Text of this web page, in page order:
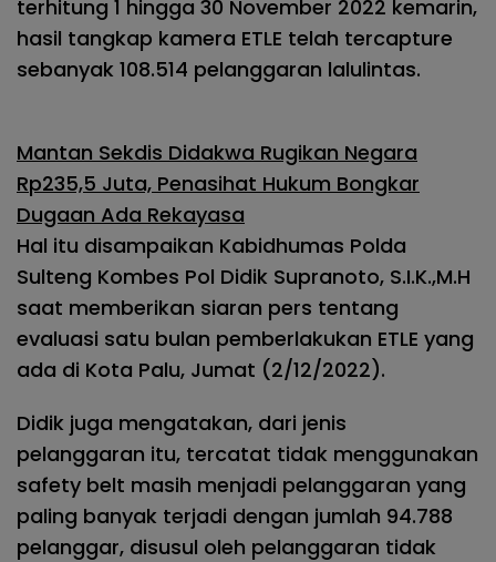
terhitung 1 hingga 30 November 2022 kemarin,
hasil tangkap kamera ETLE telah tercapture
sebanyak 108.514 pelanggaran lalulintas.
Mantan Sekdis Didakwa Rugikan Negara
Rp235,5 Juta, Penasihat Hukum Bongkar
Dugaan Ada Rekayasa
Hal itu disampaikan Kabidhumas Polda
Sulteng Kombes Pol Didik Supranoto, S.I.K.,M.H
saat memberikan siaran pers tentang
evaluasi satu bulan pemberlakukan ETLE yang
ada di Kota Palu, Jumat (2/12/2022).
Didik juga mengatakan, dari jenis
pelanggaran itu, tercatat tidak menggunakan
safety belt masih menjadi pelanggaran yang
paling banyak terjadi dengan jumlah 94.788
pelanggar, disusul oleh pelanggaran tidak